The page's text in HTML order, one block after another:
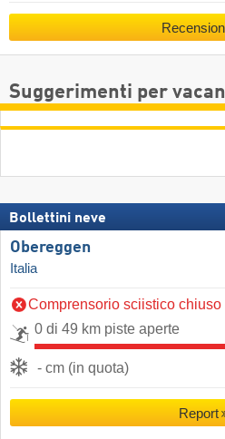
Suggerimenti per
Bollettini neve
Obereggen
Italia
Comprensorio sciistico chiuso
0 di 49 km piste aperte
- cm (in quota)
Report